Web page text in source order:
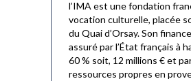
l’IMA est une fondation
vocation culturelle, placée
du Quai d’Orsay. Son
assuré par l’État français à
60 % soit, 12 millions € et
ressources propres en